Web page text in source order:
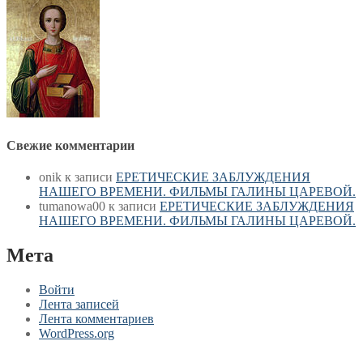
Свежие комментарии
onik к записи ЕРЕТИЧЕСКИЕ ЗАБЛУЖДЕНИЯ
НАШЕГО ВРЕМЕНИ. ФИЛЬМЫ ГАЛИНЫ ЦАРЕВОЙ.
tumanowa00 к записи ЕРЕТИЧЕСКИЕ ЗАБЛУЖДЕНИЯ
НАШЕГО ВРЕМЕНИ. ФИЛЬМЫ ГАЛИНЫ ЦАРЕВОЙ.
Мета
Войти
Лента записей
Лента комментариев
WordPress.org